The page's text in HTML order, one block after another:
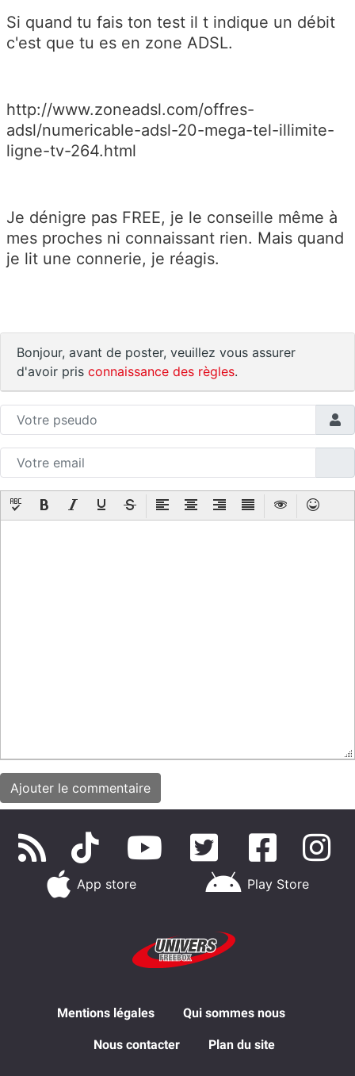
Si quand tu fais ton test il t indique un débit
c'est que tu es en zone ADSL.
http://www.zoneadsl.com/offres-
adsl/numericable-adsl-20-mega-tel-illimite-
ligne-tv-264.html
Je dénigre pas FREE, je le conseille même à
mes proches ni connaissant rien. Mais quand
je lit une connerie, je réagis.
Bonjour, avant de poster, veuillez vous assurer
d'avoir pris connaissance des règles.
App store Play Store
Mentions légales Qui sommes nous
Nous contacter Plan du site